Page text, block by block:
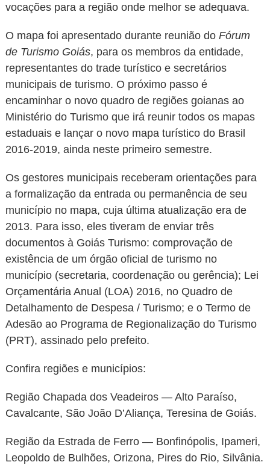
vocações para a região onde melhor se adequava.
O mapa foi apresentado durante reunião do Fórum
de Turismo Goiás, para os membros da entidade,
representantes do trade turístico e secretários
municipais de turismo. O próximo passo é
encaminhar o novo quadro de regiões goianas ao
Ministério do Turismo que irá reunir todos os mapas
estaduais e lançar o novo mapa turístico do Brasil
2016-2019, ainda neste primeiro semestre.
Os gestores municipais receberam orientações para
a formalização da entrada ou permanência de seu
município no mapa, cuja última atualização era de
2013. Para isso, eles tiveram de enviar três
documentos à Goiás Turismo: comprovação de
existência de um órgão oficial de turismo no
município (secretaria, coordenação ou gerência); Lei
Orçamentária Anual (LOA) 2016, no Quadro de
Detalhamento de Despesa / Turismo; e o Termo de
Adesão ao Programa de Regionalização do Turismo
(PRT), assinado pelo prefeito.
Confira regiões e municípios:
Região Chapada dos Veadeiros — Alto Paraíso,
Cavalcante, São João D’Aliança, Teresina de Goiás.
Região da Estrada de Ferro — Bonfinópolis, Ipameri,
Leopoldo de Bulhões, Orizona, Pires do Rio, Silvânia.